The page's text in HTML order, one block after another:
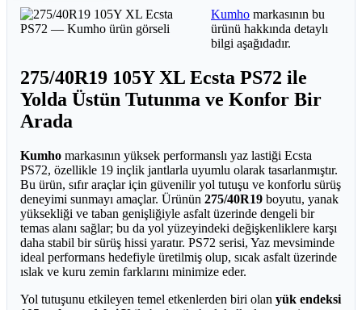
Kumho markasının bu
ürünü hakkında detaylı
bilgi aşağıdadır.
275/40R19 105Y XL Ecsta PS72 ile
Yolda Üstün Tutunma ve Konfor Bir
Arada
Kumho markasının yüksek performanslı yaz lastiği Ecsta
PS72, özellikle 19 inçlik jantlarla uyumlu olarak tasarlanmıştır.
Bu ürün, sıfır araçlar için güvenilir yol tutuşu ve konforlu sürüş
deneyimi sunmayı amaçlar. Ürünün 275/40R19 boyutu, yanak
yüksekliği ve taban genişliğiyle asfalt üzerinde dengeli bir
temas alanı sağlar; bu da yol yüzeyindeki değişkenliklere karşı
daha stabil bir sürüş hissi yaratır. PS72 serisi, Yaz mevsiminde
ideal performans hedefiyle üretilmiş olup, sıcak asfalt üzerinde
ıslak ve kuru zemin farklarını minimize eder.
Yol tutuşunu etkileyen temel etkenlerden biri olan yük endeksi